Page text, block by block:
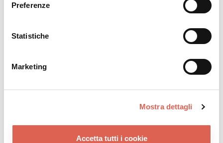
Preferenze
Statistiche
Marketing
Mostra dettagli
Accetta tutti i cookie